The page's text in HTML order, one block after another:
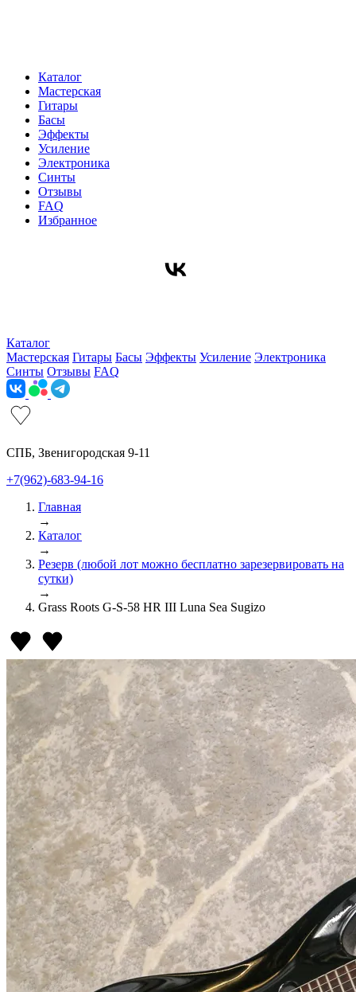
Каталог
Мастерская
Гитары
Басы
Эффекты
Усиление
Электроника
Синты
Отзывы
FAQ
Избранное
Каталог
Мастерская Гитары Басы Эффекты Усиление Электроника
Синты Отзывы FAQ
СПБ, Звенигородская 9-11
+7(962)-683-94-16
Главная
→
Каталог
→
Резерв (любой лот можно бесплатно зарезервировать на
сутки)
→
Grass Roots G-S-58 HR III Luna Sea Sugizo